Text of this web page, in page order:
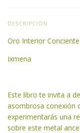
DESCRIPCIÓN
Oro Interior Conciente
Ixmena
Este libro te invita a
asombrosa conexión
experimentarás una
sobre este metal